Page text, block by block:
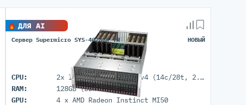
ДЛЯ AI
Сервер Supermicro SYS-4028GR-TR НОВЫЙ
CPU:
2x Intel Xeon E5 2680v4 (14c/28t, 2.4GHz-3.3GHz, 120W)
RAM:
128GB (DDR4 ECC REG)
GPU:
4 x AMD Radeon Instinct MI50